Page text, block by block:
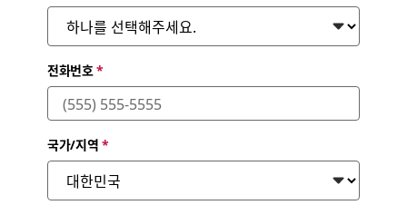
전화번호*
국가/지역 *